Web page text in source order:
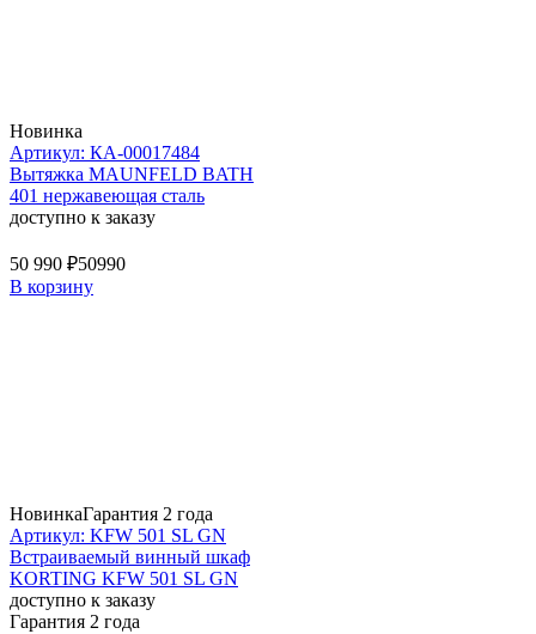
Новинка
Артикул: КА-00017484
Вытяжка MAUNFELD BATH
401 нержавеющая сталь
доступно к заказу
50 990 ₽50990
В корзину
НовинкаГарантия 2 года
Артикул: KFW 501 SL GN
Встраиваемый винный шкаф
KORTING KFW 501 SL GN
доступно к заказу
Гарантия 2 года